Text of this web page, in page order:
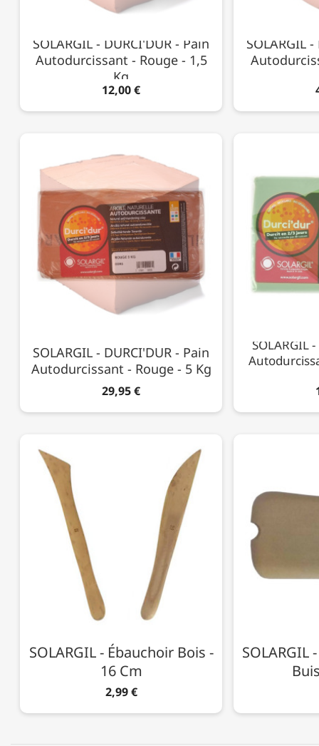
SOLARGIL - DURCI'DUR - Pain
Autodurcissant - Rouge - 1,5
Kg
12,00 €
SOLARGIL
SOLARGIL - DURCI'DUR - Pain
Autodurcissant - Rouge - 5 Kg
29,95 €
SOLARGIL
SOLARGIL - Ébauchoir Bois -
16 Cm
2,99 €
SOLARGIL